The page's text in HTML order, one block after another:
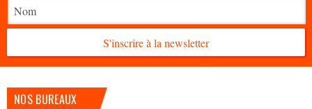
S'inscrire à la newsletter
NOS BUREAUX